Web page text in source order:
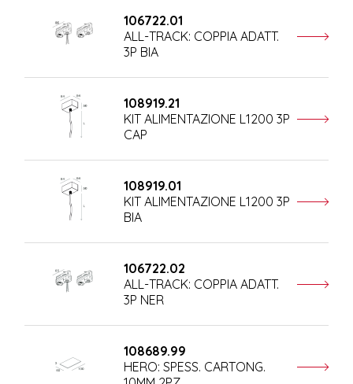
106722.01
ALL-TRACK: COPPIA ADATT.
3P BIA
108919.21
KIT ALIMENTAZIONE L1200 3P
CAP
108919.01
KIT ALIMENTAZIONE L1200 3P
BIA
106722.02
ALL-TRACK: COPPIA ADATT.
3P NER
108689.99
HERO: SPESS. CARTONG.